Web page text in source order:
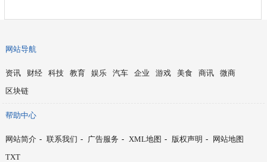
网站导航
资讯 财经 科技 教育 娱乐 汽车 企业 游戏 美食 商讯
微商
区块链
帮助中心
网站简介 - 联系我们 - 广告服务 - XML地图 - 版权声明 -
网站地图
TXT